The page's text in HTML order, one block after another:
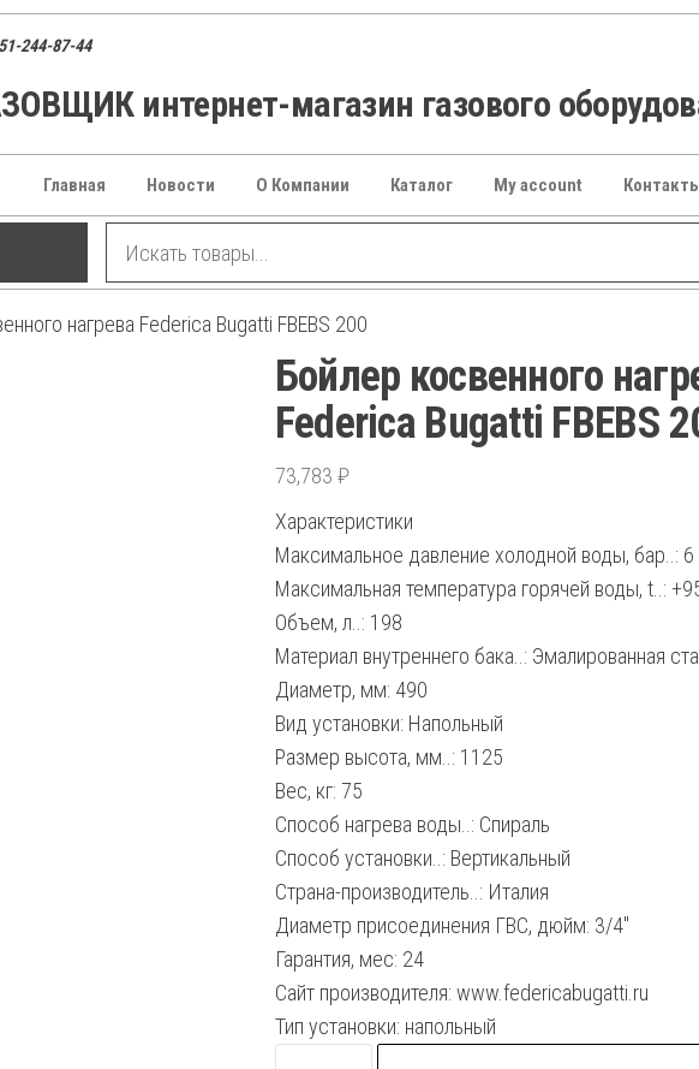
244-87-44
интернет-магазин газового
Главная Новости О Компании Каталог My account
нагрева Federica Bugatti FBEBS 200
Бойлер косвенного
Federica Bugatti FBEBS
73,783 ₽
Характеристики
Максимальное давление холодной воды, бар..: 6
Максимальная температура горячей воды, t..:
Объем, л..: 198
Материал внутреннего бака..: Эмалированная
Диаметр, мм: 490
Вид установки: Напольный
Размер высота, мм..: 1125
Вес, кг: 75
Способ нагрева воды..: Спираль
Способ установки..: Вертикальный
Страна-производитель..: Италия
Диаметр присоединения ГВС, дюйм: 3/4″
Гарантия, мес: 24
Сайт производителя: www.federicabugatti.ru
Тип установки: напольный